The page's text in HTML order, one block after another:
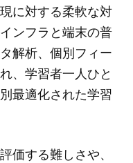
に対する柔軟な対
ンフラと端末の普
解析、個別フィー
、学習者一人ひと
最適化された学習
価する難しさや、